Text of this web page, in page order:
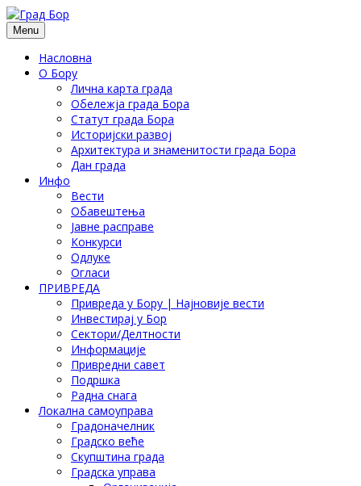
Menu
Насловна
О Бору
Лична карта града
Обележја града Бора
Статут града Бора
Историјски развој
Архитектура и знаменитости града Бора
Дан града
Инфо
Вести
Обавештења
Јавне расправе
Конкурси
Одлуке
Огласи
ПРИВРЕДА
Привреда у Бору | Најновије вести
Инвестирај у Бор
Сектори/Делтности
Информације
Привредни савет
Подршка
Радна снага
Локална самоуправа
Градоначелник
Градско веће
Скупштина града
Градска управа